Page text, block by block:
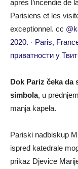
après l’incendie de
Parisiens et les
exceptionnel. cc
2020. · Paris,
приватности у
Dok Pariz čeka da
simbola, u
manja kapela.
Pariski nadbiskup
ispred katedrale
prikaz Djevice